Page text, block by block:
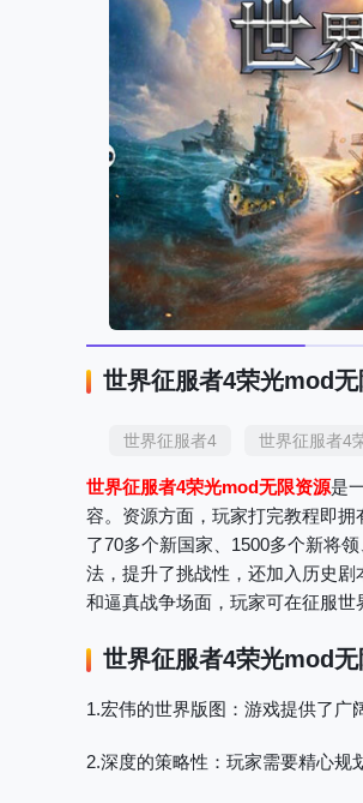
世界征服者4荣光mod
世界征服者4 世界征服者4
世界征服者4荣光mod无限资源是
容。资源方面，玩家打完教程即
了70多个新国家、1500多个新将
法，提升了挑战性，还加入历史
和逼真战争场面，玩家可在征服世
世界征服者4荣光mod
1.宏伟的世界版图 ：游戏提供了广
2.深度的策略性 ：玩家需要精心规